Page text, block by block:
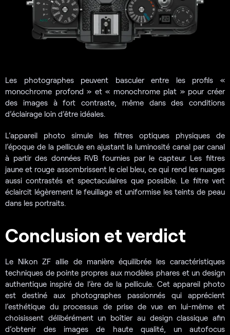
Les photographes peuvent basculer entre les profils «
monochrome profond » et « monochrome plat » pour créer
des images à fort contraste, même dans des conditions
d’éclairage loin d’être idéales.
L’appareil photo simule les filtres optiques physiques de
l’époque de la pellicule en ajustant la luminosité canal par canal
à partir des données RVB fournies par le capteur. Les filtres
jaune et rouge assombrissent le ciel bleu, ce qui rend les nuages
aussi contrastés et spectaculaires que possible. Le filtre vert
éclaircit légèrement le feuillage et uniformise les teints de peau
dans les portraits.
Conclusion et verdict
Le Nikon ZF allie de manière équilibrée les caractéristiques
techniques de pointe propres aux modèles phares et un design
authentique inspiré de l’ère de la pellicule. Cet appareil photo
est destiné aux photographes passionnés qui apprécient
l’esthétique du processus de prise de vue en lui-même et
choisissent délibérément un boîtier au design classique afin
d’obtenir des images de haute qualité, un autofocus